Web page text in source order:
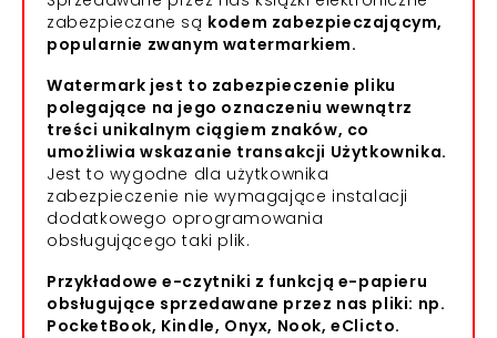
zabezpieczane są kodem zabezpieczającym,
popularnie zwanym watermarkiem.
Watermark jest to zabezpieczenie pliku
polegające na jego oznaczeniu wewnątrz
treści unikalnym ciągiem znaków, co
umożliwia wskazanie transakcji Użytkownika.
Jest to wygodne dla użytkownika
zabezpieczenie nie wymagające instalacji
dodatkowego oprogramowania
obsługującego taki plik.
Przykładowe e-czytniki z funkcją e-papieru
obsługujące sprzedawane przez nas pliki: np.
PocketBook, Kindle, Onyx, Nook, eClicto.